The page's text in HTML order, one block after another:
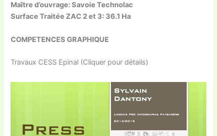
Maître d’ouvrage: Savoie Technolac
Surface Traitée ZAC 2 et 3: 36.1 Ha
COMPETENCES GRAPHIQUE
Travaux CESS Epinal (Cliquer pour détails)